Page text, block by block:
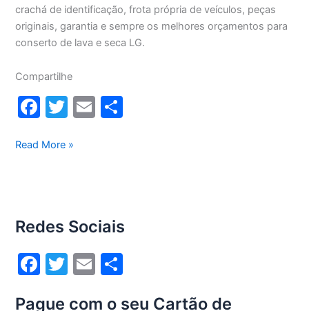
crachá de identificação, frota própria de veículos, peças
originais, garantia e sempre os melhores orçamentos para
conserto de lava e seca LG.
Compartilhe
F
c
o
o
k
T
itt
E
Conserto
8,5Kg
Read More »
Redes Sociais
F
T
E
Pague com o seu Cartão de